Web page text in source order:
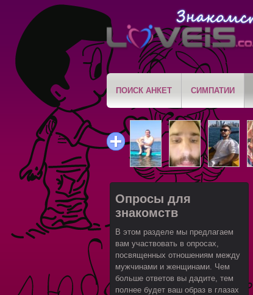
ПОИСК АНКЕТ СИМПАТИИ
Опросы для
знакомств
В этом разделе мы предлагаем
вам участвовать в опросах,
посвященных отношениям между
мужчинами и женщинами. Чем
больше ответов вы дадите, тем
полнее будет ваш образ в глазах